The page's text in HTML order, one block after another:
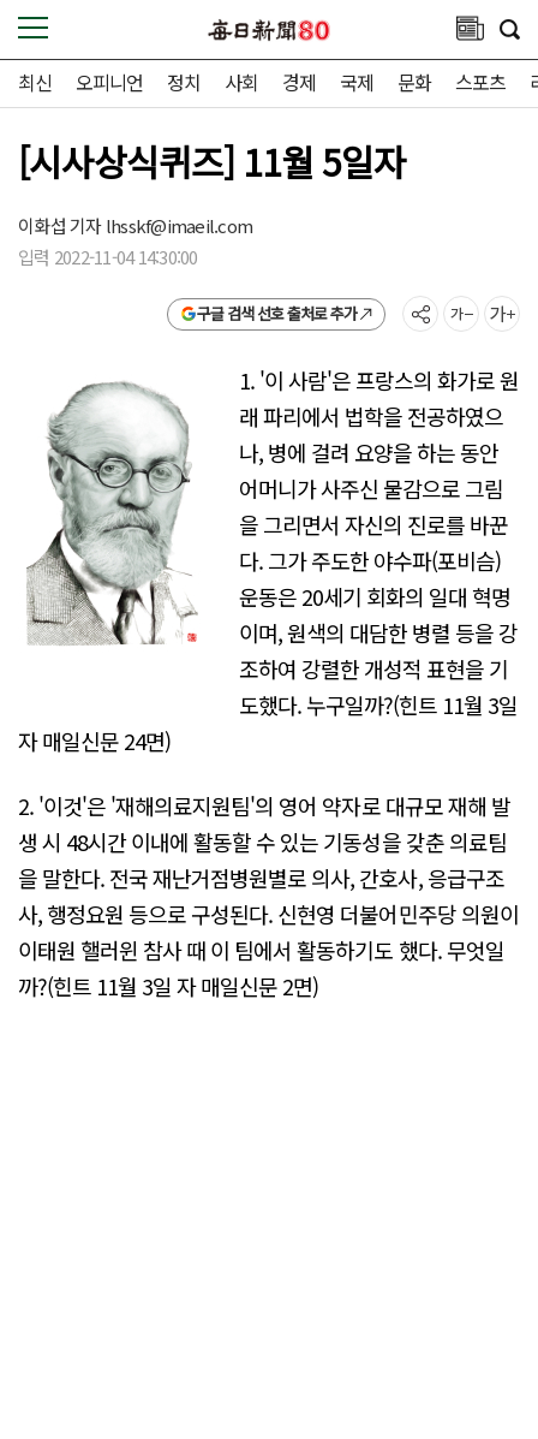
최신 오피니언 정치 사회 경제 국제 문화 스포츠
[시사상식퀴즈] 11월 5일자
이화섭 기자lhsskf@imaeil.com
입력 2022-11-04 14:30:00
구글 검색 선호 출처로 추가
1. '이 사람'은 프랑스의 화가로 원
래 파리에서 법학을 전공하였으
나, 병에 걸려 요양을 하는 동안
어머니가 사주신 물감으로 그림
을 그리면서 자신의 진로를 바꾼
다. 그가 주도한 야수파(포비슴)
운동은 20세기 회화의 일대 혁명
이며, 원색의 대담한 병렬 등을 강
조하여 강렬한 개성적 표현을 기
도했다. 누구일까?(힌트 11월 3일
자 매일신문 24면)
2. '이것'은 '재해의료지원팀'의 영어 약자로 대규모 재해 발
생 시 48시간 이내에 활동할 수 있는 기동성을 갖춘 의료팀
을 말한다. 전국 재난거점병원별로 의사, 간호사, 응급구조
사, 행정요원 등으로 구성된다. 신현영 더불어민주당 의원이
이태원 핼러윈 참사 때 이 팀에서 활동하기도 했다. 무엇일
까?(힌트 11월 3일 자 매일신문 2면)